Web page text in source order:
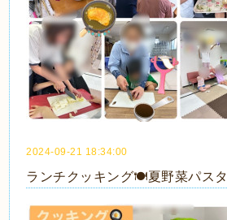
2024-09-21 18:34:00
ランチクッキング🍽️夏野菜パスタ